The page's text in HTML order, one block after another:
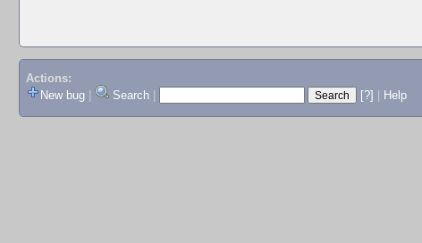
Actions:
New bug
Search [?] Help